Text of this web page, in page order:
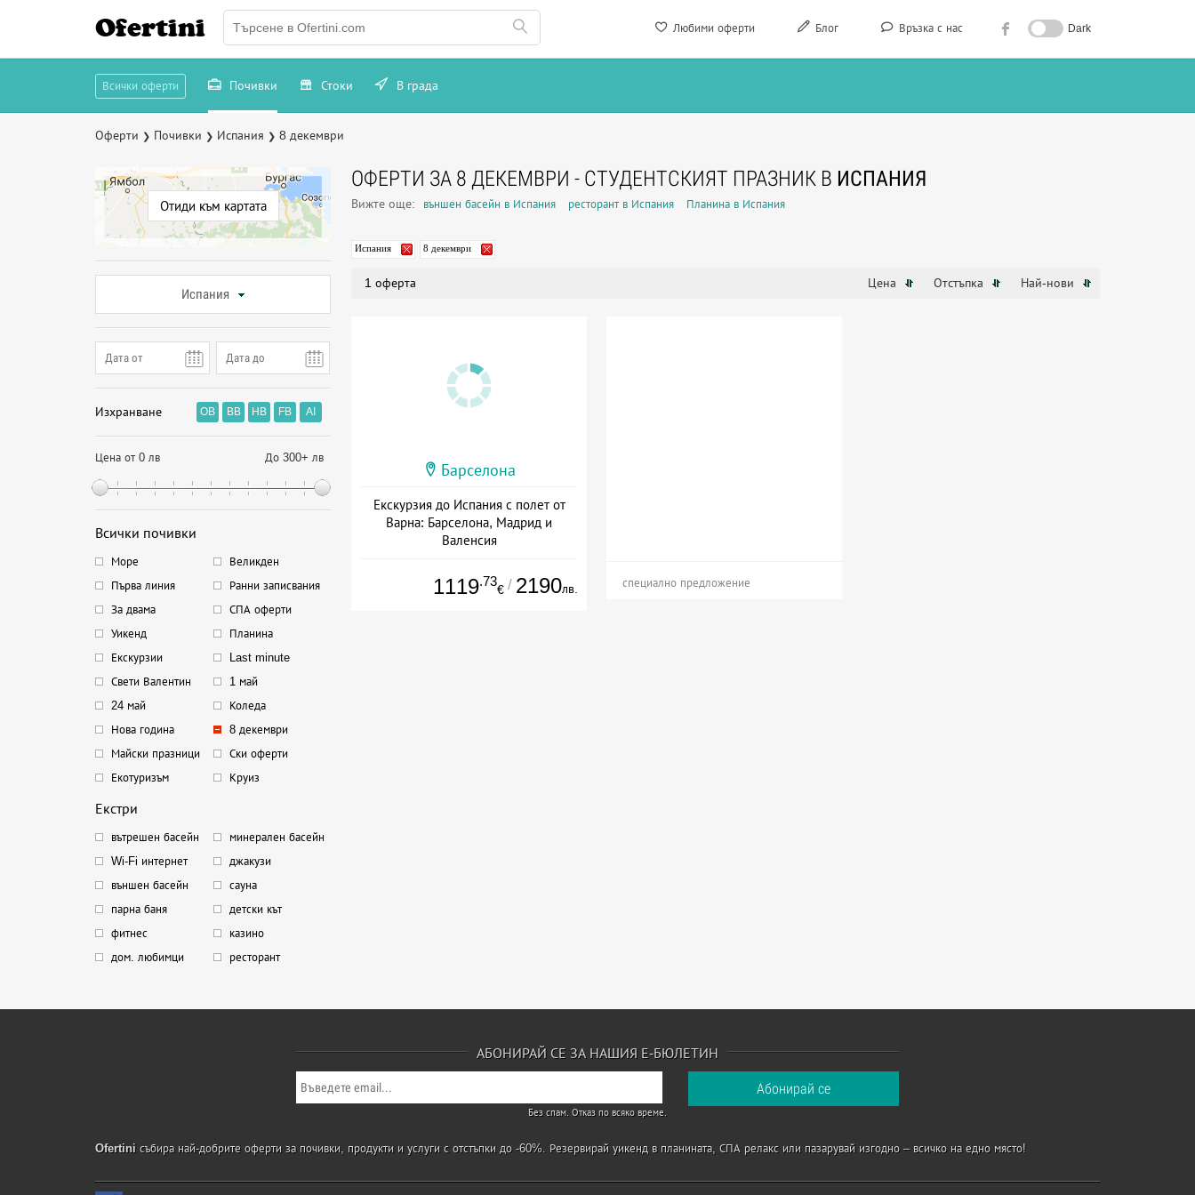
Любими оферти Блог Връзка с нас Dark
Ofertini
Всички оферти Почивки Стоки В града
Оферти ❯ Почивки ❯ Испания ❯ 8 декември
Отиди към картата
Испания
Изхранване OB BB HB FB AI
Цена от 0 лв До 300+ лв
Всички почивки
Море
Великден
Първа линия
Ранни записвания
За двама
СПА оферти
Уикенд
Планина
Екскурзии
Last minute
Свети Валентин
1 май
24 май
Коледа
Нова година
8 декември
Майски празници
Ски оферти
Екотуризъм
Круиз
Екстри
вътрешен басейн
минерален басейн
Wi-Fi интернет
джакузи
външен басейн
сауна
парна баня
детски кът
фитнес
казино
дом. любимци
ресторант
ОФЕРТИ ЗА 8 ДЕКЕМВРИ - СТУДЕНТСКИЯТ ПРАЗНИК В ИСПАНИЯ
Вижте още: външен басейн в Испания ресторант в Испания Планина в Испания
Испания 8 декември
1 оферта Цена Отстъпка Най-нови
Барселона
Екскурзия до Испания с полет от
Варна: Барселона, Мадрид и
Валенсия
1119.73
€ / 2190лв. специално предложение
АБОНИРАЙ СЕ ЗА НАШИЯ Е-БЮЛЕТИН
Без спам. Отказ по всяко време.
Ofertini събира най-добрите оферти за почивки, продукти и услуги с отстъпки до -60%. Резервирай уикенд в планината, СПА релакс или пазарувай изгодно – всичко на едно място!